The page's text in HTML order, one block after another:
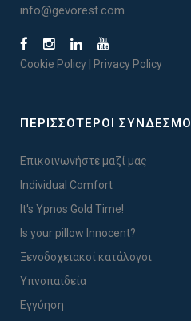
info@gevorest.com
Cookie Policy Privacy Policy
ΠΕΡΙΣΣΟΤΕΡΟΙ ΣΥΝΔΕΣΜΟΙ
Επικοινωνήστε μαζί μας
Individual Comfort
It's Ypnos Gold Time!
Is your pillow Innocent?
Ξενοδοχειακοί κατάλογοι
Υπνοπαιδεία
Εγγύηση